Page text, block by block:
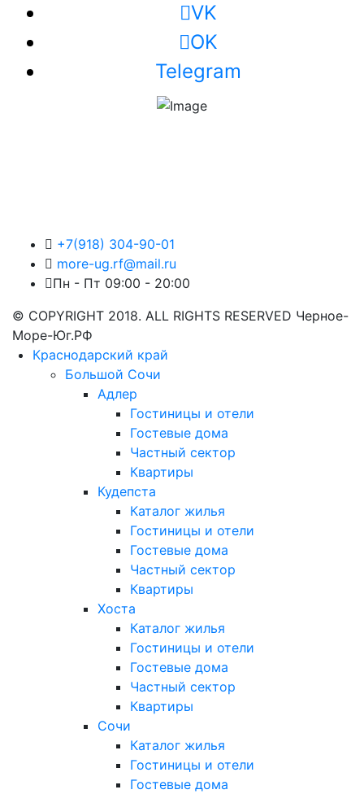
VK
OK
Telegram
+7(918) 304-90-01
more-ug.rf@mail.ru
Пн - Пт 09:00 - 20:00
© COPYRIGHT 2018. ALL RIGHTS RESERVED Черное-
Море-Юг.РФ
Краснодарский край
Большой Сочи
Адлер
Гостиницы и отели
Гостевые дома
Частный сектор
Квартиры
Кудепста
Каталог жилья
Гостиницы и отели
Гостевые дома
Частный сектор
Квартиры
Хоста
Каталог жилья
Гостиницы и отели
Гостевые дома
Частный сектор
Квартиры
Сочи
Каталог жилья
Гостиницы и отели
Гостевые дома